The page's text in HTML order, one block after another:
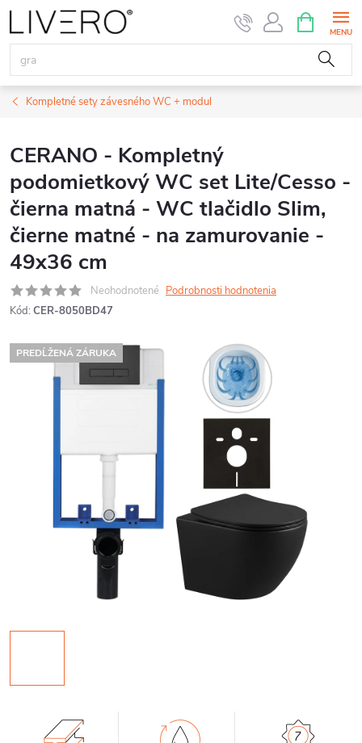
Prejsť
na
obsah
KOŠÍK
Kompletné sety závesného WC + modul
CERANO - Kompletný
podomietkový WC set Lite/Cesso -
čierna matná - WC tlačidlo Slim,
čierne matné - na zamurovanie -
49x36 cm
Neohodnotené Podrobnosti hodnotenia
Kód: CER-8050BD47
PREDĹŽENÁ ZÁRUKA